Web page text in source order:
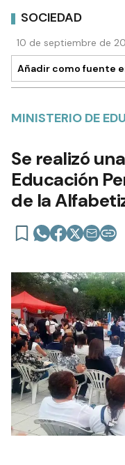
SOCIEDAD
10 de septiembre de
Añadir como fuente
MINISTERIO DE
Se realizó
Educación
de la